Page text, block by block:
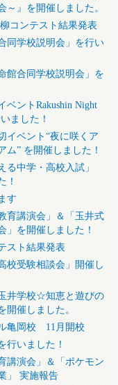
～』を開催しました。
コンテスト結果発表
同学校説明会」を行い
館合同学校説明会」を
ベントRakushin Night
ました！
イベント“夜に咲くア
ム” を開催しました！
る中学・高校入試」
！
す
育講演会」＆「玉井式
」を開催しました！
スト結果発表
校受験相談会」開催し
井学校☆知恵と遊びの
開催しました。
亀岡校 11月開校
行いました！
講演会」＆「ポケモン
」 実施報告